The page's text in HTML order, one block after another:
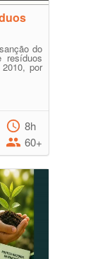
do
resíduos
por
8h
60+